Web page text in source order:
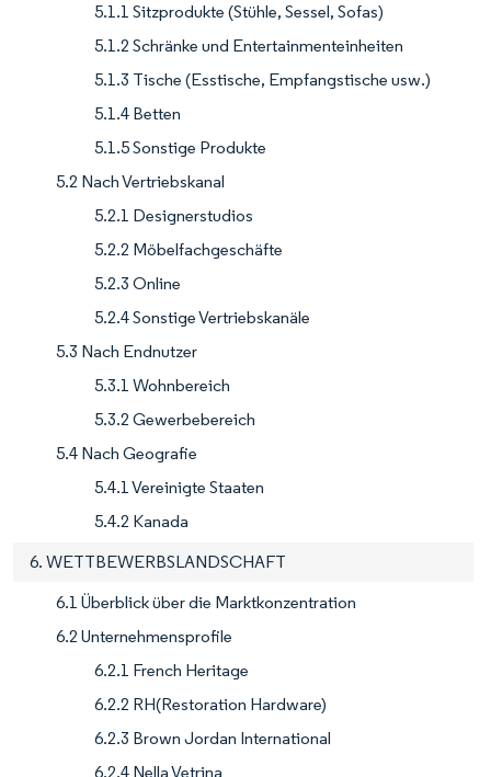
5.1.1 Sitzprodukte (Stühle, Sessel, Sofas)
5.1.2 Schränke und Entertainmenteinheiten
5.1.3 Tische (Esstische, Empfangstische usw.)
5.1.4 Betten
5.1.5 Sonstige Produkte
5.2 Nach Vertriebskanal
5.2.1 Designerstudios
5.2.2 Möbelfachgeschäfte
5.2.3 Online
5.2.4 Sonstige Vertriebskanäle
5.3 Nach Endnutzer
5.3.1 Wohnbereich
5.3.2 Gewerbebereich
5.4 Nach Geografie
5.4.1 Vereinigte Staaten
5.4.2 Kanada
6. WETTBEWERBSLANDSCHAFT
6.1 Überblick über die Marktkonzentration
6.2 Unternehmensprofile
6.2.1 French Heritage
6.2.2 RH(Restoration Hardware)
6.2.3 Brown Jordan International
6.2.4 Nella Vetrina